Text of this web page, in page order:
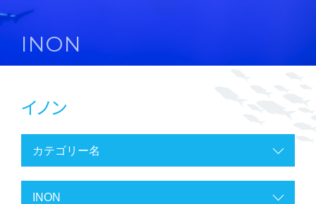
INON
イノン